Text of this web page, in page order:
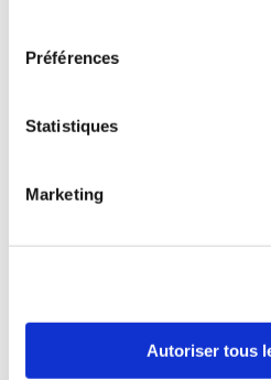
Préférences
Statistiques
Marketing
Autoriser tous